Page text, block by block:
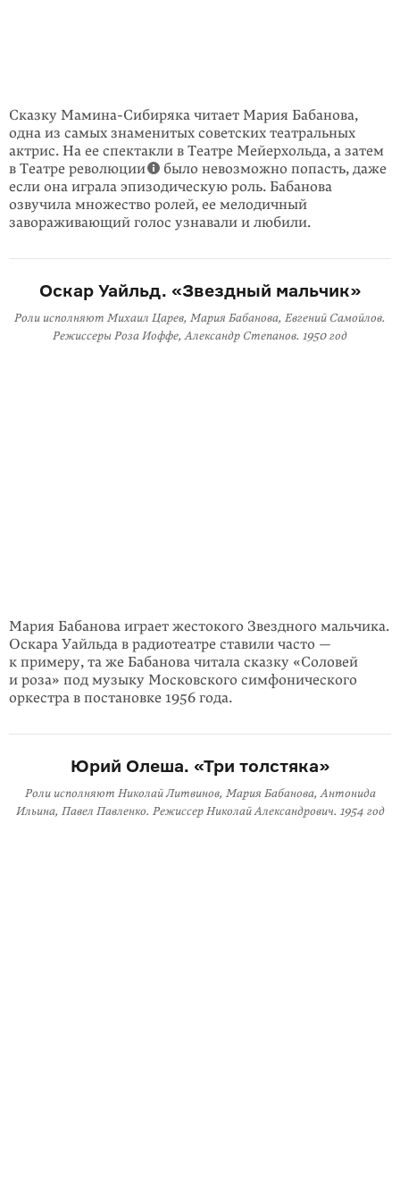
Сказку Мамина-Сибиряка читает Мария Бабанова,
одна из самых знаменитых советских театральных
актрис. На ее спектакли в Театре Мейерхольда, а затем
в Театре революции
было невозможно попасть, даже
если она играла эпизодическую роль. Бабанова
озвучила множество ролей, ее мелодич­ный
завораживающий голос узнавали и любили.
Оскар Уайльд. «Звездный мальчик»
Роли исполняют Михаил Царев, Мария Бабанова, Евгений Самойлов.
Режиссеры Роза Иоффе, Александр Степанов. 1950 год
Мария Бабанова играет жестокого Звездного мальчика.
Оскара Уайльда в радиотеатре ставили часто —
к примеру, та же Бабанова читала сказку «Соловей
и роза» под музыку Московского симфонического
оркестра в постановке 1956 года.
Юрий Олеша. «Три толстяка»
Роли исполняют Николай Литвинов, Мария Бабанова, Антонида
Ильина, Павел Павленко. Режиссер Николай Александрович. 1954 год